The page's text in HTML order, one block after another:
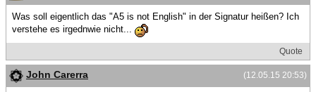
Was soll eigentlich das "A5 is not English" in der Signatur heißen? Ich
verstehe es irgednwie nicht...
Quote
(12.05.15 20:53)
John Carerra